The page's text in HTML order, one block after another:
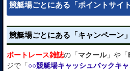
競艇場ごとにある「ポイントサイ
競艇場ごとにある「キャンペーン
ボートレース雑誌の「マクール」や「
ジで「○○競艇場キャッシュバックキ